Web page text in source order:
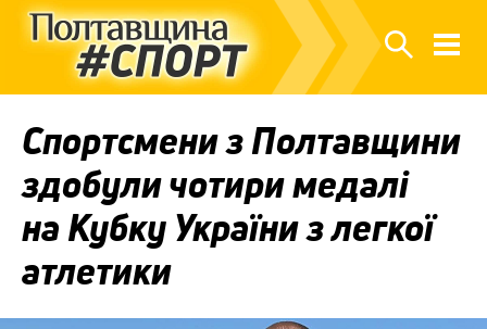
Спортсмени з Полтавщини
здобули чотири медалі
на Кубку України з легкої
атлетики